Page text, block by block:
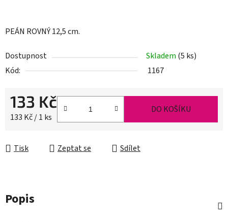
PEÁN ROVNÝ 12,5 cm.
Dostupnost Skladem (5 ks)
Kód:
1167
133 Kč
Měrná cena:
133 Kč / 1 ks
DO KOŠÍKU
Tisk Zeptat se Sdílet
Popis